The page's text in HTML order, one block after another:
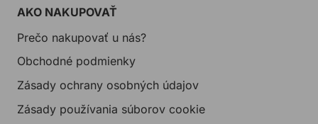
AKO NAKUPOVAŤ
Prečo nakupovať u nás?
Obchodné podmienky
Zásady ochrany osobných údajov
Zásady používania súborov cookie